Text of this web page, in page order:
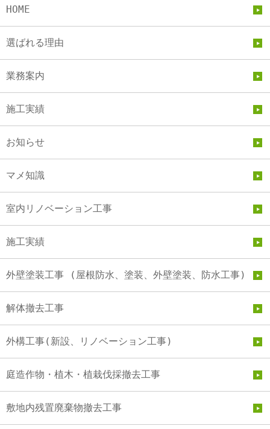
HOME
選ばれる理由
業務案内
施工実績
お知らせ
マメ知識
室内リノベーション工事
施工実績
外壁塗装工事 (屋根防水、塗装、外壁塗装、防水工事)
解体撤去工事
外構工事(新設、リノベーション工事)
庭造作物・植木・植栽伐採撤去工事
敷地内残置廃棄物撤去工事